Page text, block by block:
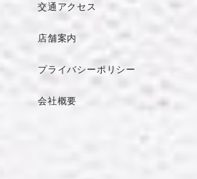
交通アクセス
店舗案内
プライバシーポリシー
会社概要